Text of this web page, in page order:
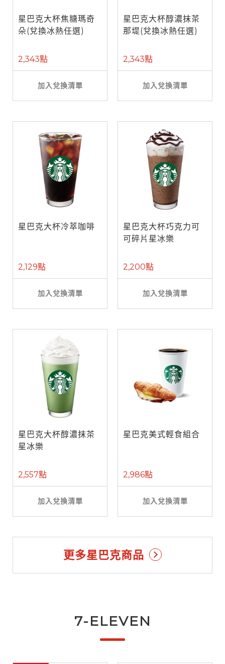
星巴克大杯焦糖瑪奇
朵(兌換冰熱任選)
2,343點
加入兌換清單
星巴克大杯醇濃抹茶
那堤(兌換冰熱任選)
2,343點
加入兌換清單
星巴克大杯冷萃咖啡
2,129點
加入兌換清單
星巴克大杯巧克力可
可碎片星冰樂
2,200點
加入兌換清單
星巴克大杯醇濃抹茶
星冰樂
2,557點
加入兌換清單
星巴克美式輕食組合
2,986點
加入兌換清單
更多星巴克商品
7-ELEVEN